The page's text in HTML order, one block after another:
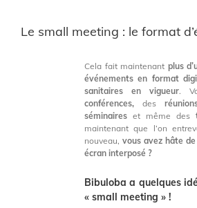
Le small meeting : le format
Cela fait maintenant plus
événements en format
sanitaires en vigueur.
conférences, des
séminaires et même des
maintenant que l’on
nouveau, vous avez hâte
écran interposé ?
Bibuloba a quelques
« small meeting » !